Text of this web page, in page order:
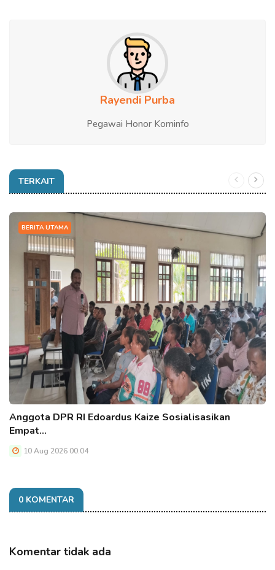
Rayendi Purba
Pegawai Honor Kominfo
TERKAIT
BERITA UTAMA
Anggota DPR RI Edoardus Kaize Sosialisasikan
Empat…
10 Aug 2026 00:04
0 KOMENTAR
Komentar tidak ada